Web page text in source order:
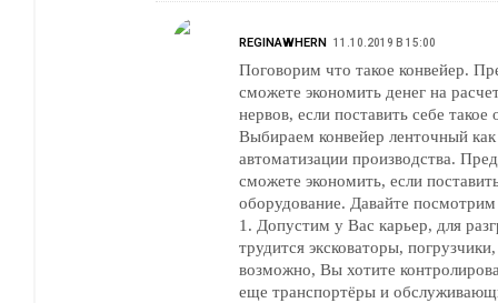
REGINAWHERN 11.10.2019 В 15:00
Поговорим что такое конвейер.
сможете экономить денег на
нервов, если поставить себе такое
Выбираем конвейер ленточный
автоматизации производства.
сможете экономить, если
оборудование. Давайте
1. Допустим у Вас карьер, для разгрузки в автомобили
трудится эксковаторы,
возможно, Вы хотите
еще транспортёры и